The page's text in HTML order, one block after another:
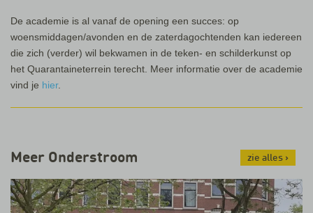
De academie is al vanaf de opening een succes: op
woensmiddagen/avonden en de zaterdagochtenden kan iedereen
die zich (verder) wil bekwamen in de teken- en schilderkunst op
het Quarantaineterrein terecht. Meer informatie over de academie
vind je hier.
Meer Onderstroom zie alles ›